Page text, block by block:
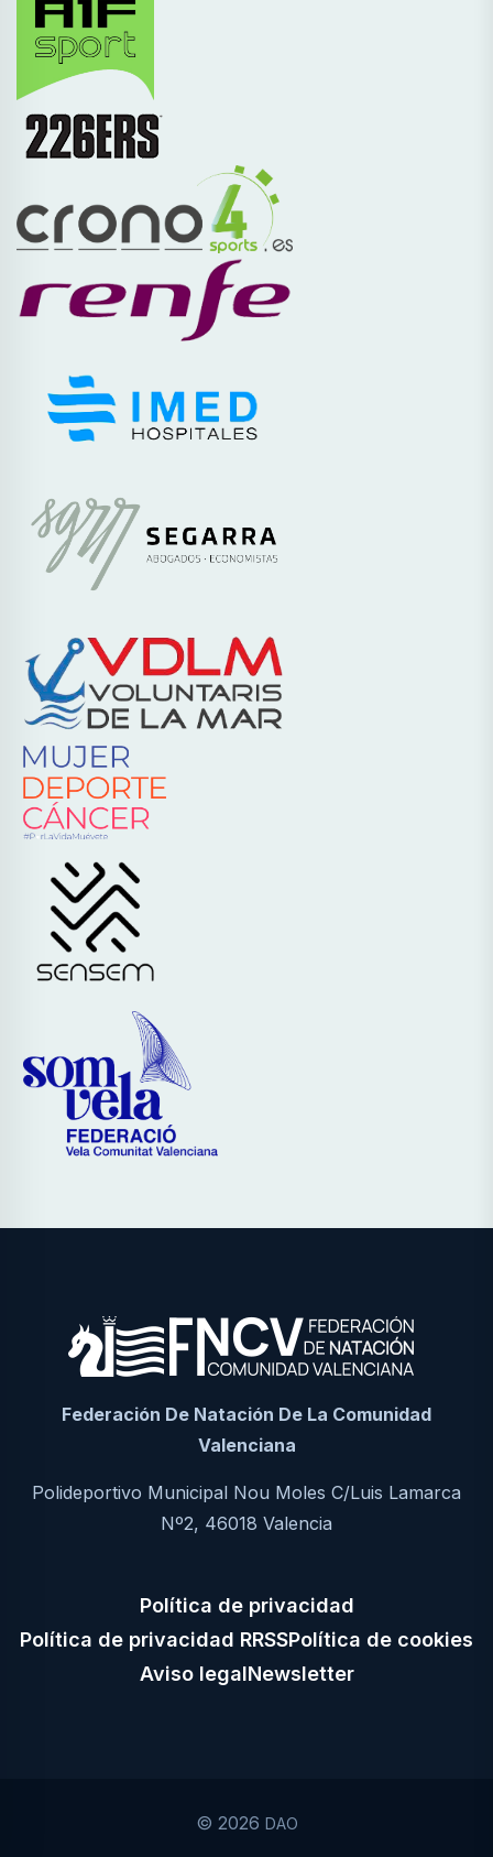
Federación De Natación De La Comunidad
Valenciana
Polideportivo Municipal Nou Moles C/Luis Lamarca
Nº2, 46018 Valencia
Política de privacidad
Política de privacidad RRSSPolítica de cookies
Aviso legalNewsletter
© 2026 DAO